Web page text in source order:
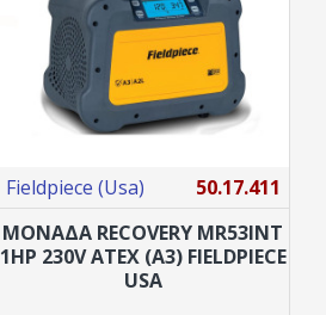
Fieldpiece (Usa)
50.17.411
ΜΟΝΆΔΑ RECOVERY MR53INT
1HP 230V ATEX (A3) FIELDPIECE
USA